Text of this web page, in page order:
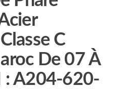
C
De 07 À
: A204-620-